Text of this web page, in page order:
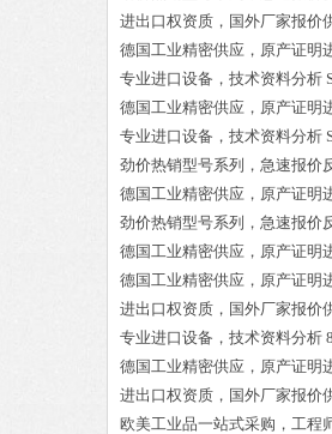
进出口权资质，国外厂家报价
德国工业精密供应，原产证明
专业进口设备，技术资料分析
德国工业精密供应，原产证明
专业进口设备，技术资料分析
劲价热销型号系列，急速报价
德国工业精密供应，原产证明
劲价热销型号系列，急速报价
德国工业精密供应，原产证明
德国工业精密供应，原产证明
进出口权资质，国外厂家报价
专业进口设备，技术资料分析
德国工业精密供应，原产证明
进出口权资质，国外厂家报价
欧美工业品一站式采购，工程